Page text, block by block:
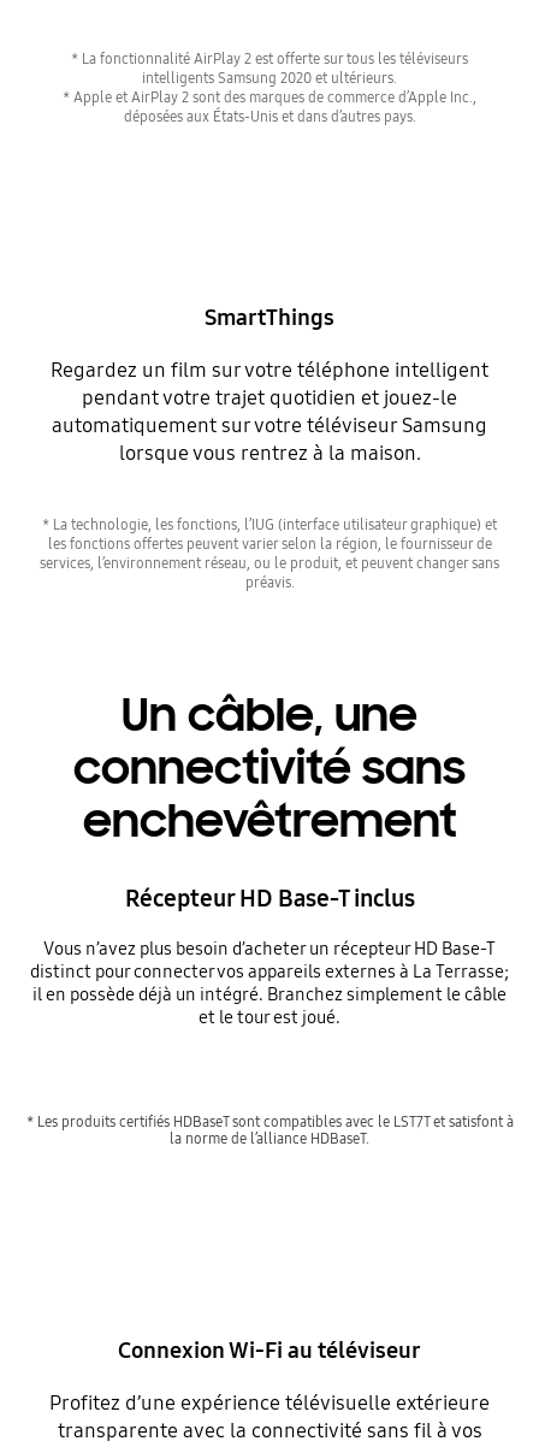
* La fonctionnalité AirPlay 2 est offerte sur tous les téléviseurs
intelligents Samsung 2020 et ultérieurs.
* Apple et AirPlay 2 sont des marques de commerce d’Apple Inc.,
déposées aux États-Unis et dans d’autres pays.
SmartThings
Regardez un film sur votre téléphone intelligent
pendant votre trajet quotidien et jouez-le
automatiquement sur votre téléviseur Samsung
lorsque vous rentrez à la maison.
* La technologie, les fonctions, l’IUG (interface utilisateur graphique) et
les fonctions offertes peuvent varier selon la région, le fournisseur de
services, l’environnement réseau, ou le produit, et peuvent changer sans
préavis.
Un câble, une
connectivité sans
enchevêtrement
Récepteur HD Base-T inclus
Vous n’avez plus besoin d’acheter un récepteur HD Base-T
distinct pour connecter vos appareils externes à La Terrasse;
il en possède déjà un intégré. Branchez simplement le câble
et le tour est joué.
* Les produits certifiés HDBaseT sont compatibles avec le LST7T et satisfont à
la norme de l’alliance HDBaseT.
Connexion Wi-Fi au téléviseur
Profitez d’une expérience télévisuelle extérieure
transparente avec la connectivité sans fil à vos